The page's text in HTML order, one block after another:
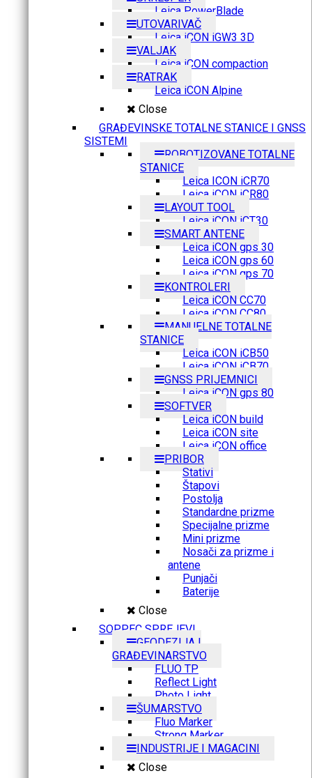
Leica PowerBlade
UTOVARIVAČ
Leica iCON iGW3 3D
VALJAK
Leica iCON compaction
RATRAK
Leica iCON Alpine
Close
GRAĐEVINSKE TOTALNE STANICE I GNSS
SISTEMI
ROBOTIZOVANE TOTALNE
STANICE
Leica ICON iCR70
Leica iCON iCR80
LAYOUT TOOL
Leica iCON iCT30
SMART ANTENE
Leica iCON gps 30
Leica iCON gps 60
Leica iCON gps 70
KONTROLERI
Leica iCON CC70
Leica iCON CC80
MANUELNE TOTALNE
STANICE
Leica iCON iCB50
Leica iCON iCB70
GNSS PRIJEMNICI
Leica iCON gps 80
SOFTVER
Leica iCON build
Leica iCON site
Leica iCON office
PRIBOR
Stativi
Štapovi
Postolja
Standardne prizme
Specijalne prizme
Mini prizme
Nosači za prizme i
antene
Punjači
Baterije
Close
SOPPEC SPREJEVI
GEODEZIJA I
GRAĐEVINARSTVO
FLUO TP
Reflect Light
Photo Light
ŠUMARSTVO
Fluo Marker
Strong Marker
INDUSTRIJE I MAGACINI
Close